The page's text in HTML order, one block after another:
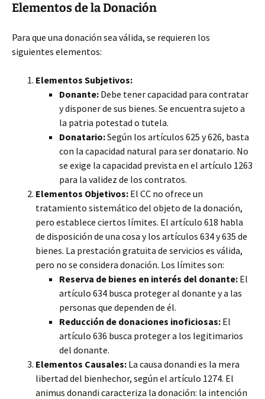
Elementos de la Donación
Para que una donación sea válida, se requieren los
siguientes elementos:
Elementos Subjetivos:
Donante: Debe tener capacidad para contratar
y disponer de sus bienes. Se encuentra sujeto a
la patria potestad o tutela.
Donatario:Según los artículos 625 y 626, basta
con la capacidad natural para ser donatario. No
se exige la capacidad prevista en el artículo 1263
para la validez de los contratos.
Elementos Objetivos: El CC no ofrece un
tratamiento sistemático del objeto de la donación,
pero establece ciertos límites. El artículo 618 habla
de disposición de una cosa y los artículos 634 y 635 de
bienes. La prestación gratuita de servicios es válida,
pero no se considera donación. Los límites son:
Reserva de bienes en interés del donante: El
artículo 634 busca proteger al donante y a las
personas que dependen de él.
Reducción de donaciones inoficiosas: El
artículo 636 busca proteger a los legitimarios
del donante.
Elementos Causales: La causa donandi es la mera
libertad del bienhechor, según el artículo 1274. El
animus donandi caracteriza la donación: la intención